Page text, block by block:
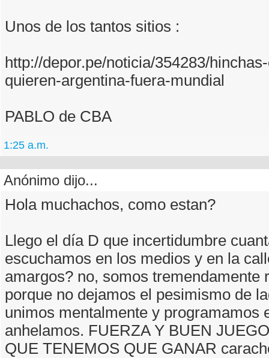
Unos de los tantos sitios :
http://depor.pe/noticia/354283/
quieren-argentina-fuera-mundial
PABLO de CBA
1:25 a.m.
Anónimo dijo...
Hola muchachos, como estan?
Llego el día D que incertidumbre
escuchamos en los medios y en la
amargos? no, somos tremendamente
porque no dejamos el pesimismo de
unimos mentalmente y programamos
anhelamos. FUERZA Y BUEN
QUE TENEMOS QUE GANAR